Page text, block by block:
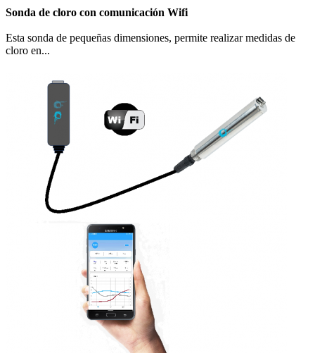
Sonda de cloro con comunicación Wifi
Esta sonda de pequeñas dimensiones, permite realizar medidas de
cloro en...